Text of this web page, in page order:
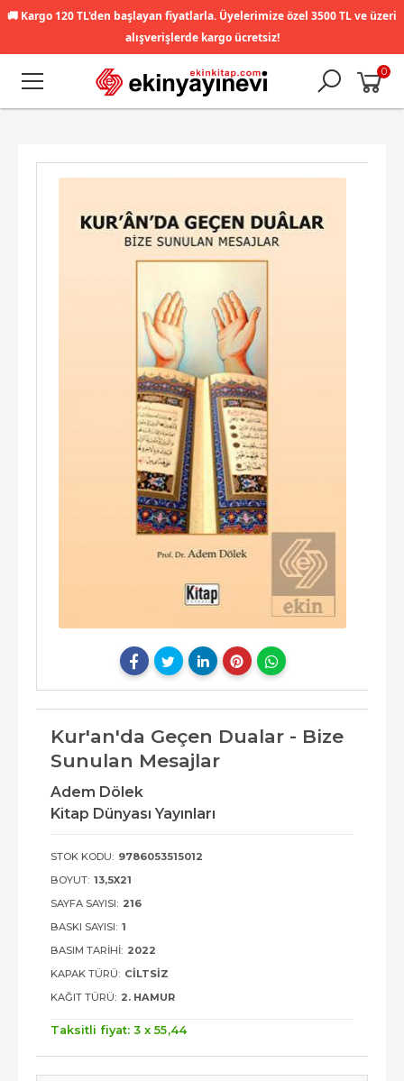
🚚 Kargo 120 TL'den başlayan fiyatlarla. Üyelerimize özel 3500 TL ve üzeri
alışverişlerde kargo ücretsiz!
0
Kur'an'da Geçen Dualar - Bize
Sunulan Mesajlar
Adem Dölek
Kitap Dünyası Yayınları
STOK KODU: 9786053515012
BOYUT: 13,5X21
SAYFA SAYISI: 216
BASKI SAYISI: 1
BASIM TARIHI: 2022
KAPAK TÜRÜ: CILTSIZ
KAĞIT TÜRÜ: 2. HAMUR
Taksitli fiyat: 3 x 55,44